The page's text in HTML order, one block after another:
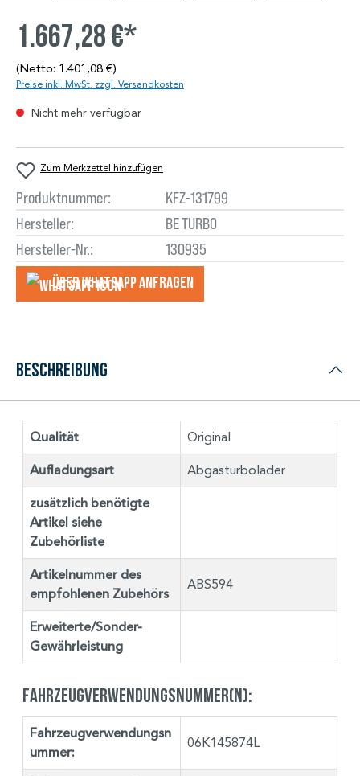
1.667,28 €*
(Netto: 1.401,08 €)
Preise inkl. MwSt. zzgl. Versandkosten
Nicht mehr verfügbar
Zum Merkzettel hinzufügen
Produktnummer:
KFZ-131799
Hersteller:
BE TURBO
Hersteller-Nr.:
130935
Über WhatsApp anfragеn
Beschreibung
Qualität Original
Aufladungsart Abgasturbolader
zusätzlich benötigte
Artikel siehe
Zubehörliste
Artikelnummer des
empfohlenen Zubehörs
ABS594
Erweiterte/Sonder-
Gewährleistung
Fahrzeugverwendungsnummer(n):
Fahrzeugverwendungsn
ummer:
06K145874L